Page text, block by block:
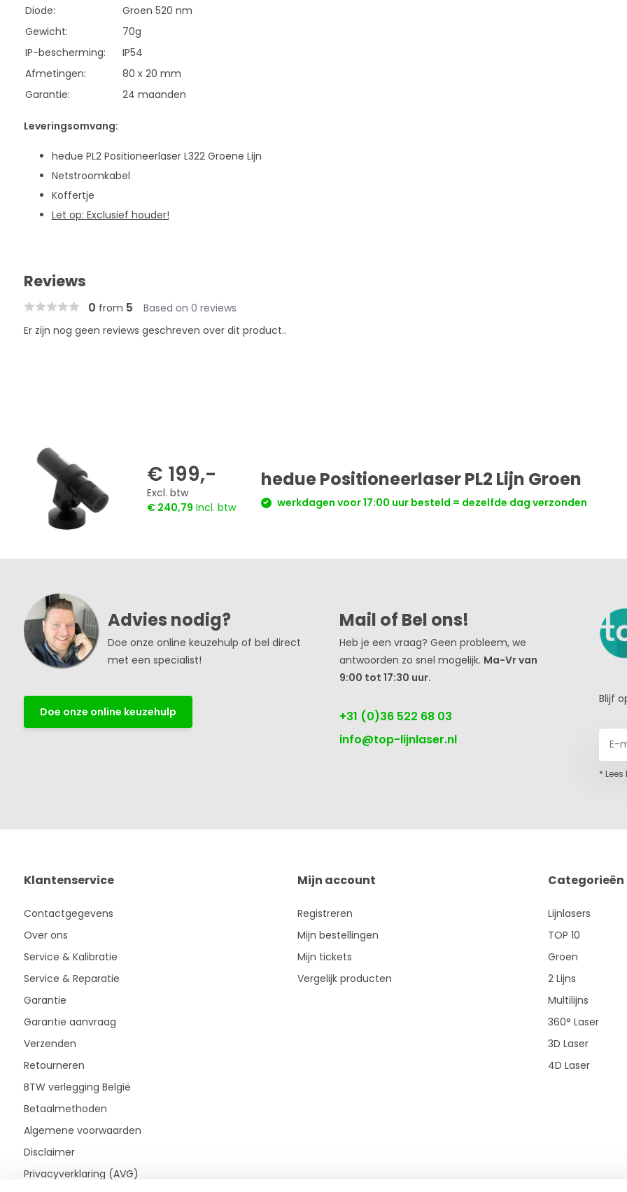
Diode:
Groen 520 nm
Gewicht:
70g
IP-bescherming:
IP54
Afmetingen:
80 x 20 mm
Garantie:
24 maanden
Leveringsomvang:
hedue PL2 Positioneerlaser L322 Groene Lijn
Netstroomkabel
Koffertje
Let op: Exclusief houder!
Reviews
0 from 5
Based on 0 reviews
Er zijn nog geen reviews geschreven over dit product..
€ 199,-
Excl. btw
€ 240,79 Incl. btw
hedue Positioneerlaser PL2 Lijn Groen
werkdagen voor 17:00 uur besteld = dezelfde dag verzonden
Advies nodig?
Doe onze online keuzehulp of bel direct
met een specialist!
Doe onze online keuzehulp
Mail of Bel ons!
Heb je een vraag? Geen probleem, we
antwoorden zo snel mogelijk. Ma-Vr van
9:00 tot 17:30 uur.
+31 (0)36 522 68 03
info@top-lijnlaser.nl
Blijf
*
Klantenservice
Contactgegevens
Over ons
Service & Kalibratie
Service & Reparatie
Garantie
Garantie aanvraag
Verzenden
Retourneren
BTW verlegging België
Betaalmethoden
Algemene voorwaarden
Disclaimer
Privacyverklaring (AVG)
Mijn account
Registreren
Mijn bestellingen
Mijn tickets
Vergelijk producten
Categorieën
Lijnlasers
TOP 10
Groen
2 Lijns
Multilijns
360° Laser
3D Laser
4D Laser